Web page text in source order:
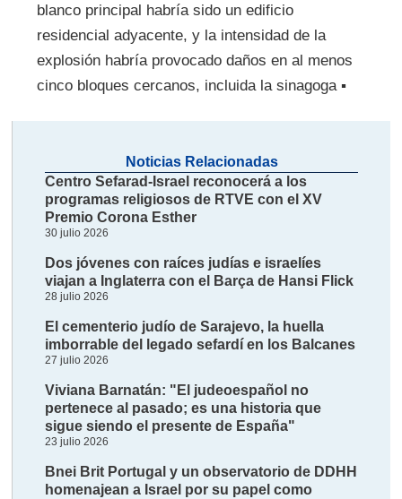
blanco principal habría sido un edificio
residencial adyacente, y la intensidad de la
explosión habría provocado daños en al menos
cinco bloques cercanos, incluida la sinagoga ▪
Noticias Relacionadas
Centro Sefarad-Israel reconocerá a los
programas religiosos de RTVE con el XV
Premio Corona Esther
30 julio 2026
Dos jóvenes con raíces judías e israelíes
viajan a Inglaterra con el Barça de Hansi Flick
28 julio 2026
El cementerio judío de Sarajevo, la huella
imborrable del legado sefardí en los Balcanes
27 julio 2026
Viviana Barnatán: "El judeoespañol no
pertenece al pasado; es una historia que
sigue siendo el presente de España"
23 julio 2026
Bnei Brit Portugal y un observatorio de DDHH
homenajean a Israel por su papel como